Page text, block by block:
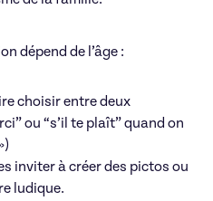
dépend de l’âge :
choisir entre deux
ou “s’il te plaît” quand on
inviter à créer des pictos ou
ludique.